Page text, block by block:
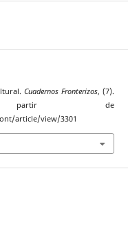
Cuadernos Fronterizos, (7).
partir de
article/view/3301